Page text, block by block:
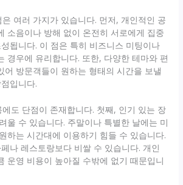
여러 가지가 있습니다. 먼저, 개인적인 공
소음이나 방해 없이 온전히 서로에게 집중
됩니다. 이 점은 특히 비즈니스 미팅이나
경우에 유리합니다. 또한, 다양한 테마와 편
어 방문객들이 원하는 형태의 시간을 보낼
입니다.
도 단점이 존재합니다. 첫째, 인기 있는 장
울 수 있습니다. 주말이나 특별한 날에는 미
하는 시간대에 이용하기 힘들 수 있습니다.
나 레스토랑보다 비쌀 수 있습니다. 개인
운영 비용이 높아질 수밖에 없기 때문입니